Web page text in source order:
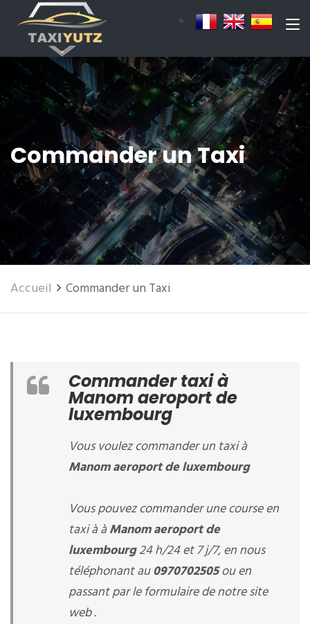
Commander un Taxi
Accueil Commander un Taxi
Commander taxi à
Manom aeroport de
luxembourg
Vous voulez commander un taxi à
Manom aeroport de luxembourg
Vous pouvez commander une course en
taxi à àManom aeroport de
luxembourg24 h/24 et 7 j/7, en nous
téléphonant au0970702505ou en
passant par le formulaire de notre site
web .